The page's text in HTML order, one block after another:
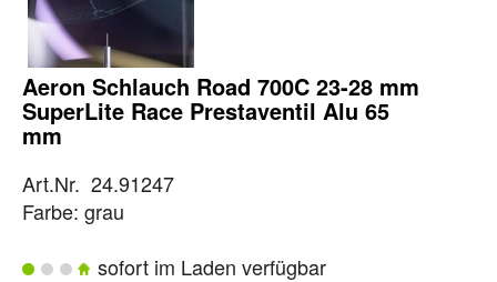
Aeron Schlauch Road 700C 23-28 mm
SuperLite Race Prestaventil Alu 65
mm
Art.Nr. 24.91247
Farbe: grau
sofort im Laden verfügbar